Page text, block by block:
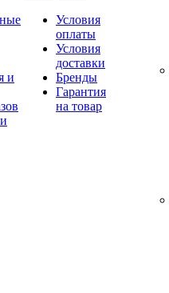
и
Условия
оплаты
Условия
доставки
Бренды
Гарантия
на товар